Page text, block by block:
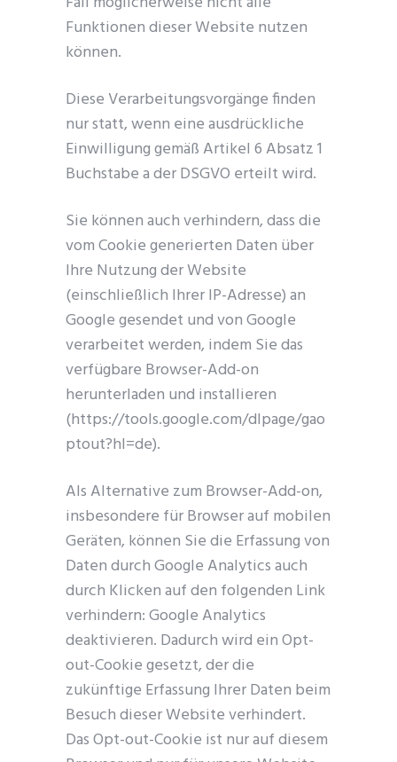
Funktionen dieser Website nutzen
können.
Diese Verarbeitungsvorgänge finden
nur statt, wenn eine ausdrückliche
Einwilligung gemäß Artikel 6 Absatz 1
Buchstabe a der DSGVO erteilt wird.
Sie können auch verhindern, dass die
vom Cookie generierten Daten über
Ihre Nutzung der Website
(einschließlich Ihrer IP-Adresse) an
Google gesendet und von Google
verarbeitet werden, indem Sie das
verfügbare Browser-Add-on
herunterladen und installieren
(https://tools.google.com/dlpage/gao
ptout?hl=de).
Als Alternative zum Browser-Add-on,
insbesondere für Browser auf mobilen
Geräten, können Sie die Erfassung von
Daten durch Google Analytics auch
durch Klicken auf den folgenden Link
verhindern: Google Analytics
deaktivieren. Dadurch wird ein Opt-
out-Cookie gesetzt, der die
zukünftige Erfassung Ihrer Daten beim
Besuch dieser Website verhindert.
Das Opt-out-Cookie ist nur auf diesem